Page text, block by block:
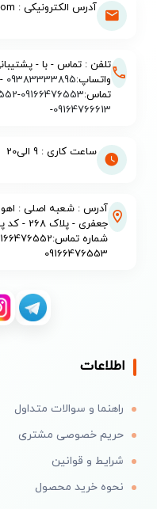
آدرس الکترونیکی : alvanmarket.com@gmail.com
واتساپ:09383333895
تماس:09166476553
-
09164766613
-
ساعت کاری : 9 الی20
آدرس : شعبه اصلی :
جعفری - پلاک 268 - کد پستی: 6194914980
شماره تماس:09166476552
09166476553
اطلاعات
راهنما و سوالات متداول
حریم خصوصی مشتری
شرایط و قوانین
نحوه خرید محصول